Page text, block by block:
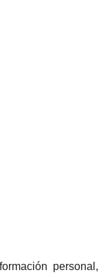
personal,